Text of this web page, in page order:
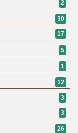
2
30
17
5
1
12
3
3
26